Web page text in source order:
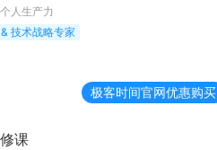
人生产力
技术战略专家
极客时间官网优惠购买
课